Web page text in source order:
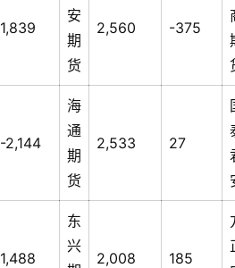
1,839
安
期
货
2,560 -375
-2,144
海
通
期
货
2,533 27
1,488
东
兴
2,008 185